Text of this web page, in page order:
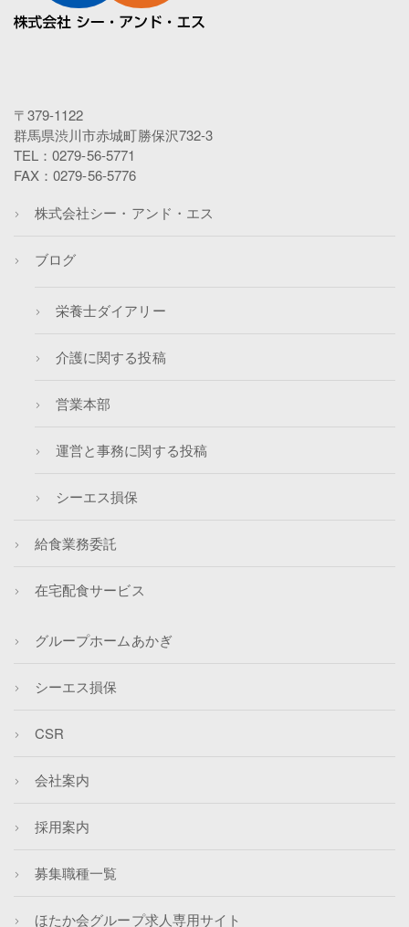
〒379-1122
群馬県渋川市赤城町勝保沢732-3
TEL：0279-56-5771
FAX：0279-56-5776
株式会社シー・アンド・エス
ブログ
栄養士ダイアリー
介護に関する投稿
営業本部
運営と事務に関する投稿
シーエス損保
給食業務委託
在宅配食サービス
グループホームあかぎ
シーエス損保
CSR
会社案内
採用案内
募集職種一覧
ほたか会グループ求人専用サイト